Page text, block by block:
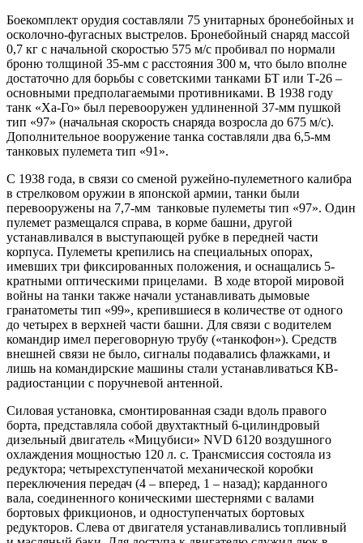
Боекомплект орудия составляли 75 унитарных бронебойных и
осколочно-фугасных выстрелов. Бронебойный снаряд массой
0,7 кг с начальной скоростью 575 м/с пробивал по нормали
броню толщиной 35-мм с расстояния 300 м, что было вполне
достаточно для борьбы с советскими танками БТ или Т-26 –
основными предполагаемыми противниками. В 1938 году
танк «Ха-Го» был перевооружен удлиненной 37-мм пушкой
тип «97» (начальная скорость снаряда возросла до 675 м/с).
Дополнительное вооружение танка составляли два 6,5-мм
танковых пулемета тип «91».
С 1938 года, в связи со сменой ружейно-пулеметного калибра
в стрелковом оружии в японской армии, танки были
перевооружены на 7,7-мм танковые пулеметы тип «97». Один
пулемет размещался справа, в корме башни, другой
устанавливался в выступающей рубке в передней части
корпуса. Пулеметы крепились на специальных опорах,
имевших три фиксированных положения, и оснащались 5-
кратными оптическими прицелами. В ходе второй мировой
войны на танки также начали устанавливать дымовые
гранатометы тип «99», крепившиеся в количестве от одного
до четырех в верхней части башни. Для связи с водителем
командир имел переговорную трубу («танкофон»). Средств
внешней связи не было, сигналы подавались флажками, и
лишь на командирские машины стали устанавливаться КВ-
радиостанции с поручневой антенной.
Силовая установка, смонтированная сзади вдоль правого
борта, представляла собой двухтактный 6-цилиндровый
дизельный двигатель «Мицубиси» NVD 6120 воздушного
охлаждения мощностью 120 л. с. Трансмиссия состояла из
редуктора; четырехступенчатой механической коробки
переключения передач (4 – вперед, 1 – назад); карданного
вала, соединенного коническими шестернями с валами
бортовых фрикционов, и одноступенчатых бортовых
редукторов. Слева от двигателя устанавливались топливный